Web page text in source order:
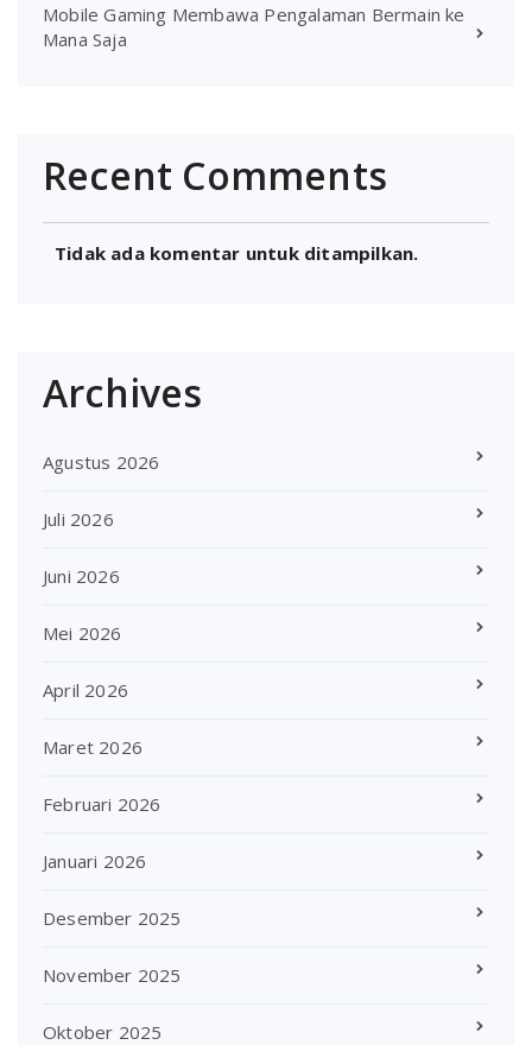
Mobile Gaming Membawa Pengalaman Bermain ke
Mana Saja
Recent Comments
Tidak ada komentar untuk ditampilkan.
Archives
Agustus 2026
Juli 2026
Juni 2026
Mei 2026
April 2026
Maret 2026
Februari 2026
Januari 2026
Desember 2025
November 2025
Oktober 2025